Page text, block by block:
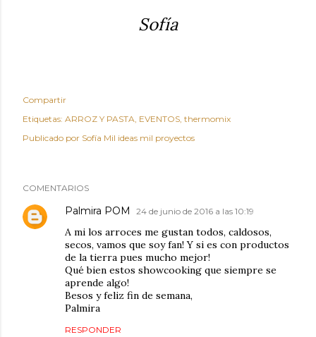
Sofía
Compartir
Etiquetas: ARROZ Y PASTA EVENTOS thermomix
Publicado por Sofía Mil ideas mil proyectos
COMENTARIOS
Palmira POM 24 de junio de 2016 a las 10:19
A mi los arroces me gustan todos, caldosos,
secos, vamos que soy fan! Y si es con productos
de la tierra pues mucho mejor!
Qué bien estos showcooking que siempre se
aprende algo!
Besos y feliz fin de semana,
Palmira
RESPONDER